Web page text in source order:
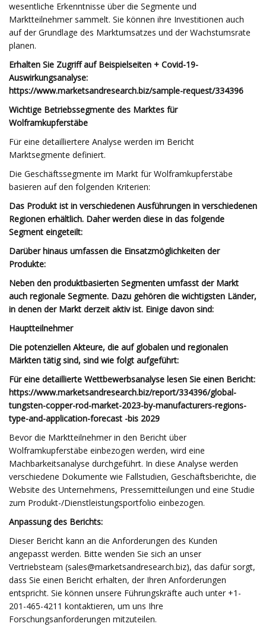
wesentliche Erkenntnisse über die Segmente und
Marktteilnehmer sammelt. Sie können ihre Investitionen auch
auf der Grundlage des Marktumsatzes und der Wachstumsrate
planen.
Erhalten Sie Zugriff auf Beispielseiten + Covid-19-
Auswirkungsanalyse:
https://www.marketsandresearch.biz/sample-request/334396
Wichtige Betriebssegmente des Marktes für
Wolframkupferstäbe
Für eine detailliertere Analyse werden im Bericht
Marktsegmente definiert.
Die Geschäftssegmente im Markt für Wolframkupferstäbe
basieren auf den folgenden Kriterien:
Das Produkt ist in verschiedenen Ausführungen in verschiedenen
Regionen erhältlich. Daher werden diese in das folgende
Segment eingeteilt:
Darüber hinaus umfassen die Einsatzmöglichkeiten der
Produkte:
Neben den produktbasierten Segmenten umfasst der Markt
auch regionale Segmente. Dazu gehören die wichtigsten Länder,
in denen der Markt derzeit aktiv ist. Einige davon sind:
Hauptteilnehmer
Die potenziellen Akteure, die auf globalen und regionalen
Märkten tätig sind, sind wie folgt aufgeführt:
Für eine detaillierte Wettbewerbsanalyse lesen Sie einen Bericht:
https://www.marketsandresearch.biz/report/334396/global-
tungsten-copper-rod-market-2023-by-manufacturers-regions-
type-and-application-forecast -bis 2029
Bevor die Marktteilnehmer in den Bericht über
Wolframkupferstäbe einbezogen werden, wird eine
Machbarkeitsanalyse durchgeführt. In diese Analyse werden
verschiedene Dokumente wie Fallstudien, Geschäftsberichte, die
Website des Unternehmens, Pressemitteilungen und eine Studie
zum Produkt-/Dienstleistungsportfolio einbezogen.
Anpassung des Berichts:
Dieser Bericht kann an die Anforderungen des Kunden
angepasst werden. Bitte wenden Sie sich an unser
Vertriebsteam (sales@marketsandresearch.biz), das dafür sorgt,
dass Sie einen Bericht erhalten, der Ihren Anforderungen
entspricht. Sie können unsere Führungskräfte auch unter +1-
201-465-4211 kontaktieren, um uns Ihre
Forschungsanforderungen mitzuteilen.